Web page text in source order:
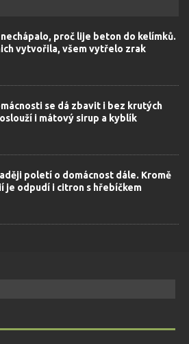
proč lije beton do kelímků.
vytvořila, všem vytřelo zrak
se dá zbavit i bez krutých
i mátový sirup a kyblík
poletí o domácnost dále. Kromě
je odpudí i citron s hřebíčkem